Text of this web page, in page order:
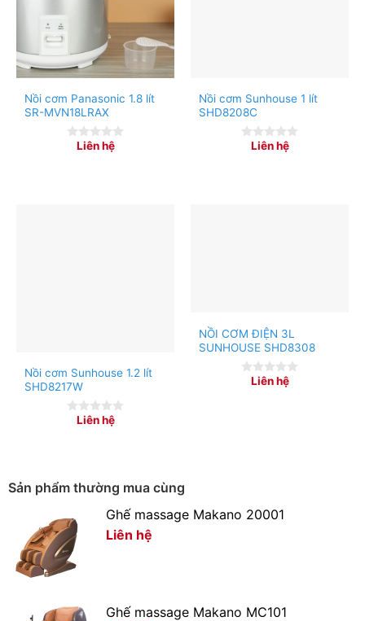
Nồi cơm Panasonic 1.8 lít
SR-MVN18LRAX
Liên hệ
Nồi cơm Sunhouse 1 lít
SHD8208C
Liên hệ
Nồi cơm Sunhouse 1.2 lít
SHD8217W
Liên hệ
NỒI CƠM ĐIỆN 3L
SUNHOUSE SHD8308
Liên hệ
Sản phẩm thường mua cùng
Ghế massage Makano 20001
Liên hệ
Ghế massage Makano MC101